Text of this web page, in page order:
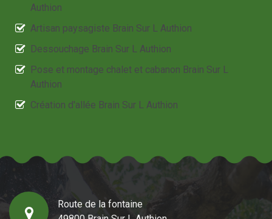
Authion
Artisan paysagiste Brain Sur L Authion
Dessouchage Brain Sur L Authion
Pose et montage chalet et cabanon Brain Sur L
Authion
Création d'allée Brain Sur L Authion
Route de la fontaine